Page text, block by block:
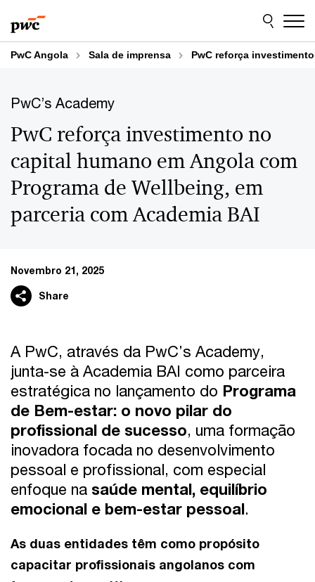
to
content
to
footer
PwC Angola Sala de imprensa PwC reforça
PwC’s Academy
PwC reforça investimento no
capital humano em Angola com
Programa de Wellbeing, em
parceria com Academia BAI
Novembro 21, 2025
Share
A PwC, através da PwC’s Academy,
junta-se à Academia BAI como parceira
estratégica no lançamento do Programa
de Bem-estar: o novo pilar do
profissional de sucesso, uma formação
inovadora focada no desenvolvimento
pessoal e profissional, com especial
enfoque na saúde mental, equilíbrio
emocional e bem-estar pessoal.
As duas entidades têm como propósito
capacitar profissionais angolanos com